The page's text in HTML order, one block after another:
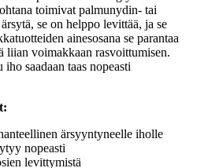
toimivat palmunydin- tai
se on helppo levittää, ja se
ainesosana se parantaa
liian voimakkaan rasvoittumisen.
saadaan taas nopeasti
ärsyyntyneelle iholle
nopeasti
levittymistä